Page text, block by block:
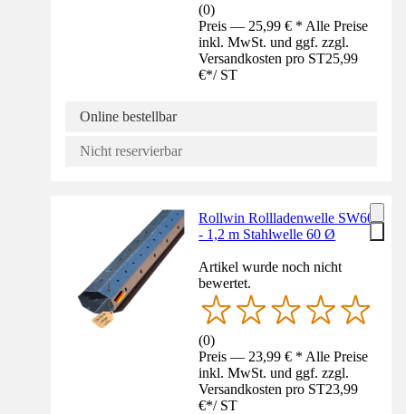
(0)
Preis — 25,99 € * Alle Preise
inkl. MwSt. und ggf. zzgl.
Versandkosten pro ST25,99
€*/ ST
Online bestellbar
Nicht reservierbar
Rollwin Rollladenwelle SW60
- 1,2 m Stahlwelle 60 Ø
Artikel wurde noch nicht
bewertet.
(0)
Preis — 23,99 € * Alle Preise
inkl. MwSt. und ggf. zzgl.
Versandkosten pro ST23,99
€*/ ST